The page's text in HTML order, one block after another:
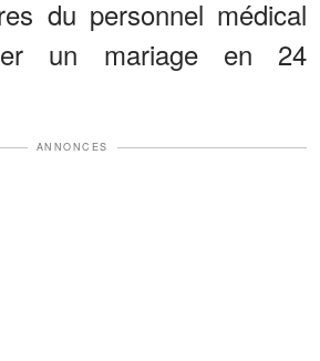
du personnel médical
un mariage en 24
ANNONCES